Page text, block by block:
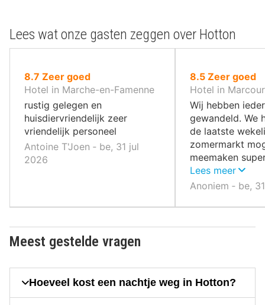
Lees wat onze gasten zeggen over Hotton
8.7 uit
10
,
Zeer goed
Hotel in Marche-en-Famenne
rustig gelegen en
huisdiervriendelijk zeer
vriendelijk personeel
Antoine T'Joen ‐ be, 31 jul
2026
8.5uit
10
,
Zeer goed
Hotel in
Wij hebben
gewandeld. We
de laatste
zomermarkt
meemaken
veel met de
kunnen spreken.
Lees meer
Anoniem ‐ be,
Meest gestelde vragen
Hoeveel kost een nachtje weg in Hotton?